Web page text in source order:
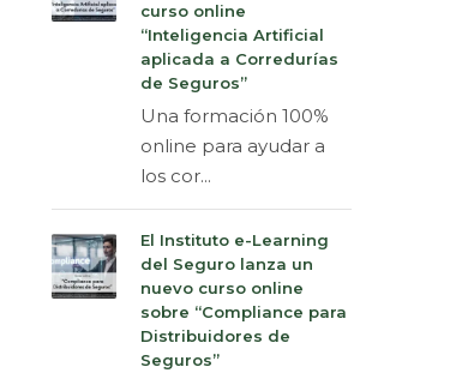
curso online
“Inteligencia Artificial
aplicada a Corredurías
de Seguros”
Una formación 100%
online para ayudar a
los cor...
El Instituto e-Learning
del Seguro lanza un
nuevo curso online
sobre “Compliance para
Distribuidores de
Seguros”